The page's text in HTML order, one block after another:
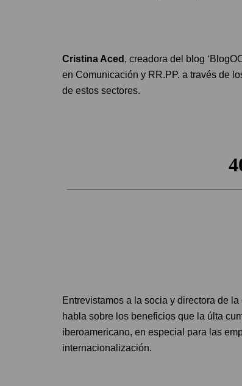
Cristina Aced , creadora del blog
en Comunicación y RR.PP. a través de
de estos sectores.
Entrevistamos a la socia y directora de
habla sobre los beneficios que la últa
iberoamericano, en especial para las
internacionalización.